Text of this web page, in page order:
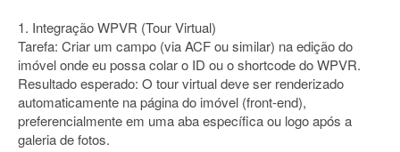
1. Integração WPVR (Tour Virtual)
Tarefa: Criar um campo (via ACF ou similar) na edição do
imóvel onde eu possa colar o ID ou o shortcode do WPVR.
Resultado esperado: O tour virtual deve ser renderizado
automaticamente na página do imóvel (front-end),
preferencialmente em uma aba específica ou logo após a
galeria de fotos.